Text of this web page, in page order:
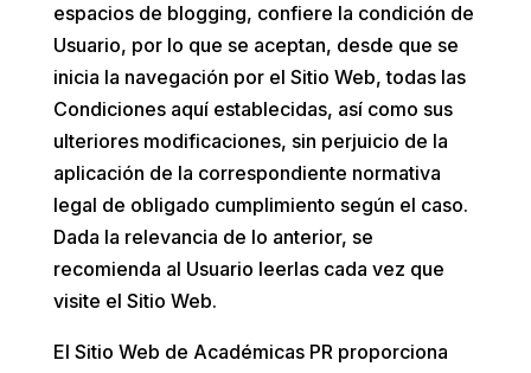
espacios de blogging, confiere la condición de
Usuario, por lo que se aceptan, desde que se
inicia la navegación por el Sitio Web, todas las
Condiciones aquí establecidas, así como sus
ulteriores modificaciones, sin perjuicio de la
aplicación de la correspondiente normativa
legal de obligado cumplimiento según el caso.
Dada la relevancia de lo anterior, se
recomienda al Usuario leerlas cada vez que
visite el Sitio Web.
El Sitio Web de Académicas PR proporciona